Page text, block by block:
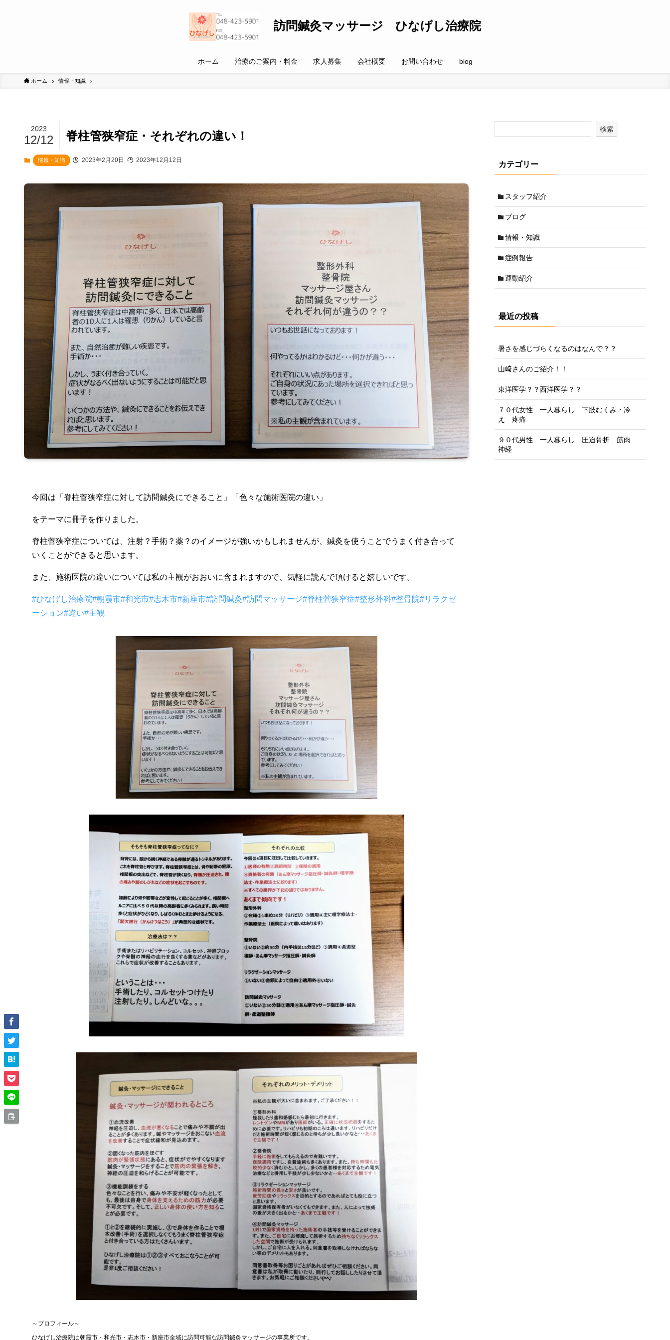
訪問鍼灸マッサージ ひなげし治療院
ホーム 治療のご案内・料金 求人募集 会社概要 お問い合わせ blog
ホーム 情報・知識
脊柱管狭窄症・それぞれの違い！
2023
12/12
情報・知識 2023年2月20日 2023年12月12日
今回は「脊柱菅狭窄症に対して訪問鍼灸にできること」「色々な施術医院の違い」
をテーマに冊子を作りました。
脊柱菅狭窄症については、注射？手術？薬？のイメージが強いかもしれませんが、鍼灸を使うことでうまく付き合って
いくことができると思います。
また、施術医院の違いについては私の主観がおおいに含まれますので、気軽に読んで頂けると嬉しいです。
#ひなげし治療院#朝霞市#和光市#志木市#新座市#訪問鍼灸#訪問マッサージ#脊柱菅狭窄症#整形外科#整骨院#リラクゼ
ーション#違い#主観
～プロフィール～
ひなげし治療院は朝霞市・和光市・志木市・新座市全域に訪問可能な訪問鍼灸マッサージの事業所です。
検索
カテゴリー
スタッフ紹介
ブログ
情報・知識
症例報告
運動紹介
最近の投稿
暑さを感じづらくなるのはなんで？？
山﨑さんのご紹介！！
東洋医学？？西洋医学？？
７０代女性 一人暮らし 下肢むくみ・冷
え 疼痛
９０代男性 一人暮らし 圧迫骨折 筋肉
神経